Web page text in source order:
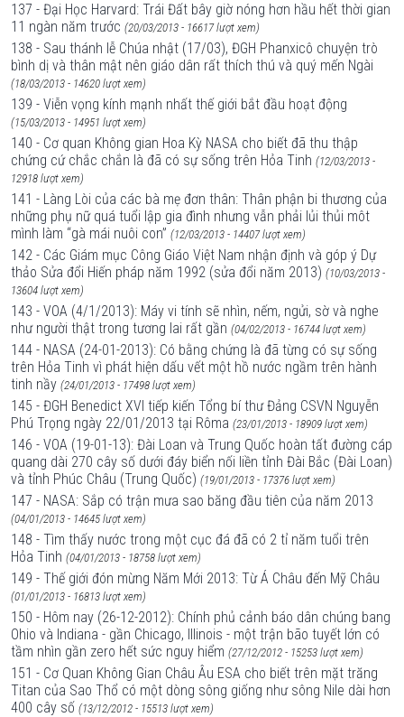
137 - Đại Học Harvard: Trái Đất bây giờ nóng hơn hầu hết thời gian
11 ngàn năm trước (20/03/2013 - 16617 lượt xem)
138 - Sau thánh lễ Chúa nhật (17/03), ĐGH Phanxicô chuyện trò
bình dị và thân mật nên giáo dân rất thích thú và quý mến Ngài
(18/03/2013 - 14620 lượt xem)
139 - Viễn vọng kính mạnh nhất thế giới bắt đầu hoạt động
(15/03/2013 - 14951 lượt xem)
140 - Cơ quan Không gian Hoa Kỳ NASA cho biết đã thu thập
chứng cứ chắc chắn là đã có sự sống trên Hỏa Tinh (12/03/2013 -
12918 lượt xem)
141 - Làng Lòi của các bà mẹ đơn thân: Thân phận bi thương của
những phụ nữ quá tuổi lập gia đình nhưng vẫn phải lủi thủi môt
mình làm “gà mái nuôi con” (12/03/2013 - 14407 lượt xem)
142 - Các Giám mục Công Giáo Việt Nam nhận định và góp ý Dự
thảo Sửa đổi Hiến pháp năm 1992 (sửa đổi năm 2013) (10/03/2013 -
13604 lượt xem)
143 - VOA (4/1/2013): Máy vi tính sẽ nhìn, nếm, ngửi, sờ và nghe
như người thật trong tương lai rất gần (04/02/2013 - 16744 lượt xem)
144 - NASA (24-01-2013): Có bằng chứng là đã từng có sự sống
trên Hỏa Tinh vì phát hiện dấu vết một hồ nước ngầm trên hành
tinh nầy (24/01/2013 - 17498 lượt xem)
145 - ĐGH Benedict XVI tiếp kiến Tổng bí thư Đảng CSVN Nguyễn
Phú Trọng ngày 22/01/2013 tại Rôma (23/01/2013 - 18909 lượt xem)
146 - VOA (19-01-13): Đài Loan và Trung Quốc hoàn tất đường cáp
quang dài 270 cây số dưới đáy biển nối liền tỉnh Đài Bắc (Đài Loan)
và tỉnh Phúc Châu (Trung Quốc) (19/01/2013 - 17376 lượt xem)
147 - NASA: Sắp có trận mưa sao băng đầu tiên của năm 2013
(04/01/2013 - 14645 lượt xem)
148 - Tìm thấy nước trong một cục đá đã có 2 tỉ năm tuổi trên
Hỏa Tinh (04/01/2013 - 18758 lượt xem)
149 - Thế giới đón mừng Năm Mới 2013: Từ Á Châu đến Mỹ Châu
(01/01/2013 - 16813 lượt xem)
150 - Hôm nay (26-12-2012): Chính phủ cảnh báo dân chúng bang
Ohio và Indiana - gần Chicago, Illinois - một trận bão tuyết lớn có
tầm nhìn gần zero hết sức nguy hiểm (27/12/2012 - 15253 lượt xem)
151 - Cơ Quan Không Gian Châu Âu ESA cho biết trên mặt trăng
Titan của Sao Thổ có một dòng sông giống như sông Nile dài hơn
400 cây số (13/12/2012 - 15513 lượt xem)